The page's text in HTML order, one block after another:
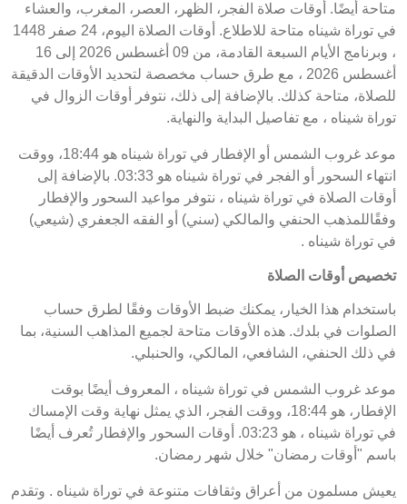
متاحة أيضًا. أوقات صلاة الفجر، الظهر، العصر، المغرب، والعشاء
في توراة شيناه متاحة للاطلاع. أوقات الصلاة اليوم، 24 صفر 1448
، وبرنامج الأيام السبعة القادمة، من 09 أغسطس 2026 إلى 16
أغسطس 2026 ، مع طرق حساب مخصصة لتحديد الأوقات الدقيقة
للصلاة، متاحة كذلك. بالإضافة إلى ذلك، نتوفر أوقات الزوال في
توراة شيناه ، مع تفاصيل البداية والنهاية.
موعد غروب الشمس أو الإفطار في توراة شيناه هو 18:44، ووقت
انتهاء السحور أو الفجر في توراة شيناه هو 03:33. بالإضافة إلى
أوقات الصلاة في توراة شيناه ، نتوفر مواعيد السحور والإفطار
وفقًاللمذهب الحنفي والمالكي (سني) أو الفقه الجعفري (شيعي)
في توراة شيناه .
تخصيص أوقات الصلاة
باستخدام هذا الخيار، يمكنك ضبط الأوقات وفقًا لطرق حساب
الصلوات في بلدك. هذه الأوقات متاحة لجميع المذاهب السنية، بما
في ذلك الحنفي، الشافعي، المالكي، والحنبلي.
موعد غروب الشمس في توراة شيناه ، المعروف أيضًا بوقت
الإفطار، هو 18:44، ووقت الفجر، الذي يمثل نهاية وقت الإمساك
في توراة شيناه ، هو 03:23. أوقات السحور والإفطار تُعرف أيضًا
باسم "أوقات رمضان" خلال شهر رمضان.
يعيش مسلمون من أعراق وثقافات متنوعة في توراة شيناه . وتقدم